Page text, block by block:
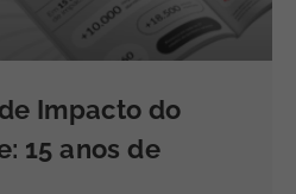
Impacto do
15 anos de